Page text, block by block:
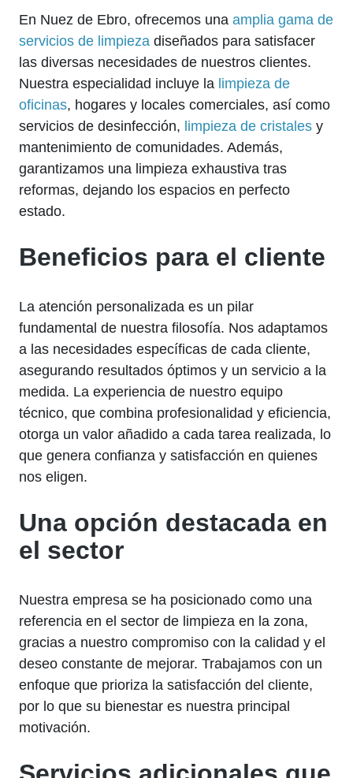
En Nuez de Ebro, ofrecemos una amplia gama de
servicios de limpieza diseñados para satisfacer
las diversas necesidades de nuestros clientes.
Nuestra especialidad incluye la limpieza de
oficinas, hogares y locales comerciales, así como
servicios de desinfección, limpieza de cristales y
mantenimiento de comunidades. Además,
garantizamos una limpieza exhaustiva tras
reformas, dejando los espacios en perfecto
estado.
Beneficios para el cliente
La atención personalizada es un pilar
fundamental de nuestra filosofía. Nos adaptamos
a las necesidades específicas de cada cliente,
asegurando resultados óptimos y un servicio a la
medida. La experiencia de nuestro equipo
técnico, que combina profesionalidad y eficiencia,
otorga un valor añadido a cada tarea realizada, lo
que genera confianza y satisfacción en quienes
nos eligen.
Una opción destacada en
el sector
Nuestra empresa se ha posicionado como una
referencia en el sector de limpieza en la zona,
gracias a nuestro compromiso con la calidad y el
deseo constante de mejorar. Trabajamos con un
enfoque que prioriza la satisfacción del cliente,
por lo que su bienestar es nuestra principal
motivación.